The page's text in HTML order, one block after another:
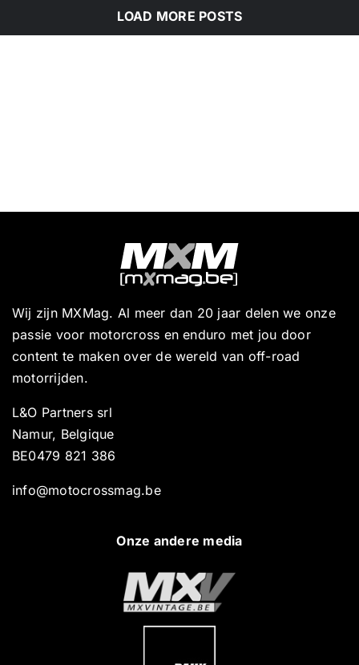
LOAD MORE POSTS
Wij zijn MXMag. Al meer dan 20 jaar delen we onze
passie voor motorcross en enduro met jou door
content te maken over de wereld van off-road
motorrijden.
L&O Partners srl
Namur, Belgique
BE0479 821 386
info@motocrossmag.be
Onze andere media